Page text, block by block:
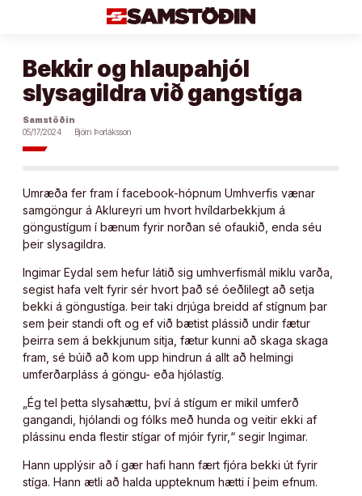
Bekkir og hlaupahjól
slysagildra við gangstíga
Samstöðin
05/17/2024
Björn Þorláksson
Umræða fer fram í facebook-hópnum Umhverfis vænar
samgöngur á Aklureyri um hvort hvíldarbekkjum á
göngustígum í bænum fyrir norðan sé ofaukið, enda séu
þeir slysagildra.
Ingimar Eydal sem hefur látið sig umhverfismál miklu varða,
segist hafa velt fyrir sér hvort það sé óeðlilegt að setja
bekki á göngustíga. Þeir taki drjúga breidd af stígnum þar
sem þeir standi oft og ef við bætist plássið undir fætur
þeirra sem á bekkjunum sitja, fætur kunni að skaga skaga
fram, sé búið að kom upp hindrun á allt að helmingi
umferðarpláss á göngu- eða hjólastíg.
„Ég tel þetta slysahættu, því á stígum er mikil umferð
gangandi, hjólandi og fólks með hunda og veitir ekki af
plássinu enda flestir stígar of mjóir fyrir,“ segir Ingimar.
Hann upplýsir að í gær hafi hann fært fjóra bekki út fyrir
stíga. Hann ætli að halda uppteknum hætti í þeim efnum.